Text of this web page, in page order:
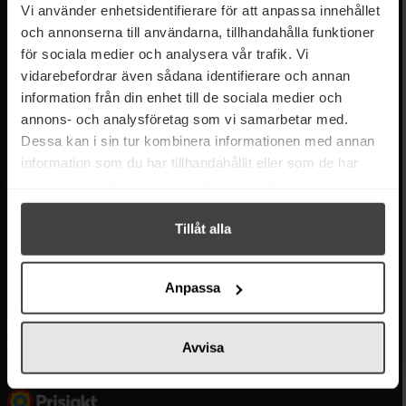
Vi använder enhetsidentifierare för att anpassa innehållet
och annonserna till användarna, tillhandahålla funktioner
för sociala medier och analysera vår trafik. Vi
vidarebefordrar även sådana identifierare och annan
information från din enhet till de sociala medier och
annons- och analysföretag som vi samarbetar med.
Dessa kan i sin tur kombinera informationen med annan
information som du har tillhandahållit eller som de har
Tillåt alla
Anpassa
Avvisa
Weetabix frukostflingor är rika på fullkorn och fibrer.
Kontakta oss
Vanliga frågor
Frakt och leverans
Betalning
Köpvillkor
Integritetspolicy
Cookieinställningar
Monin
Lyxkonserver
Pasta
Olivolja
Kaffe & Te
Oliver
Pistagekräm
Om oss
LinkedIn